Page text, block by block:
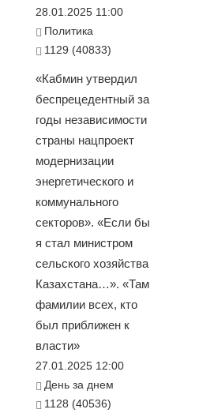
28.01.2025 11:00
Политика
1129 (40833)
«Кабмин утвердил
беспрецедентный за
годы независимости
страны нацпроект
модернизации
энергетического и
коммунального
секторов». «Если бы
я стал министром
сельского хозяйства
Казахстана…». «Там
фамилии всех, кто
был приближен к
власти»
27.01.2025 12:00
День за днем
1128 (40536)